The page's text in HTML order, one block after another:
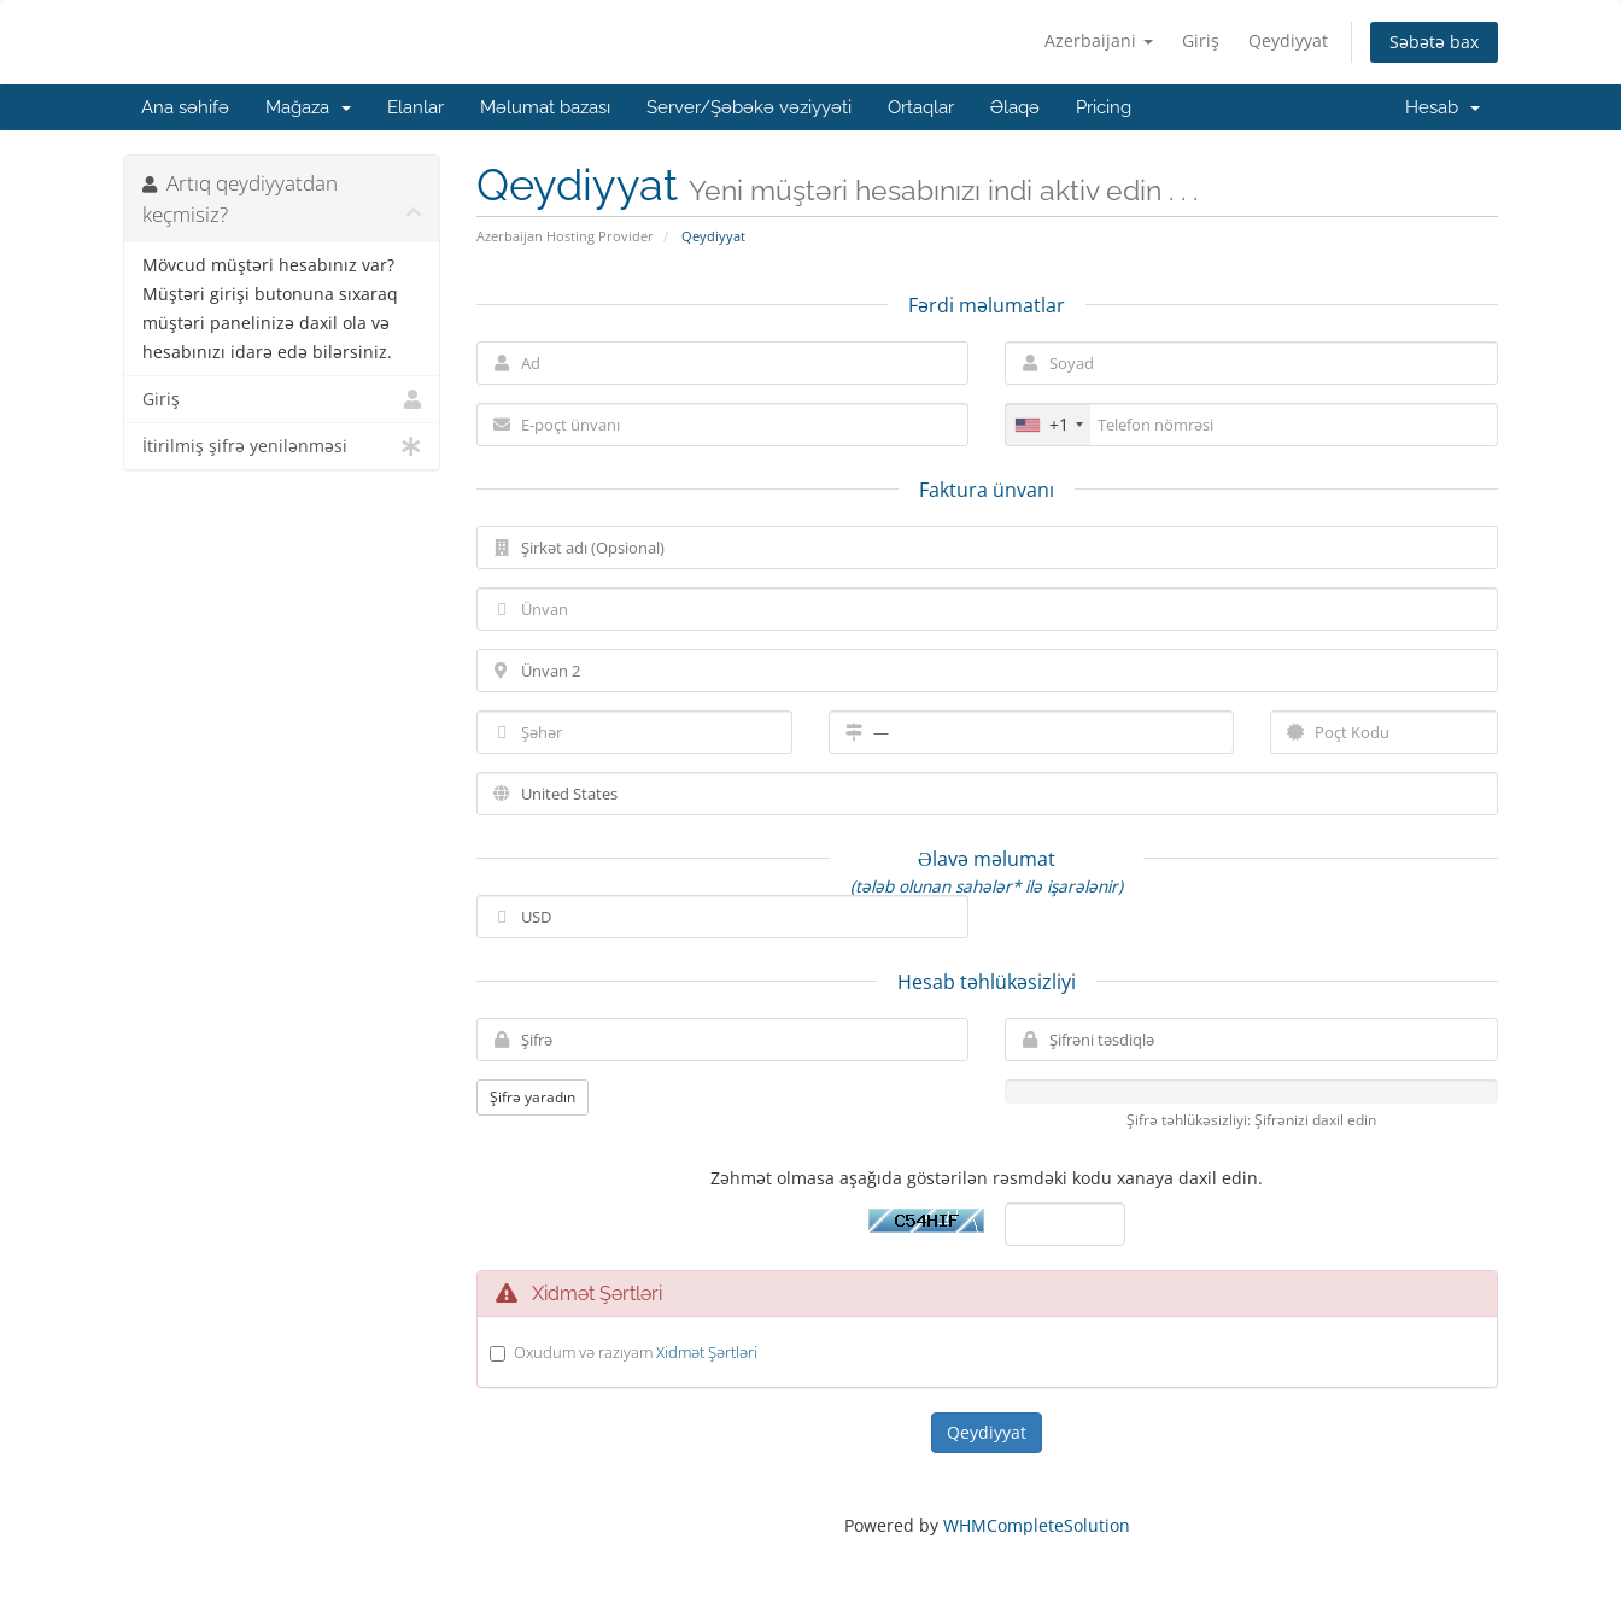
Azerbaijani Giriş Qeydiyyat Səbətə bax
Ana səhifə Mağaza Elanlar Məlumat bazası Server/Şəbəkə vəziyyəti Ortaqlar Əlaqə Pricing Hesab
Qeydiyyat Yeni müştəri hesabınızı indi aktiv edin . . .
Azerbaijan Hosting Provider Qeydiyyat
Artıq qeydiyyatdan
keçmisiz?
Mövcud müştəri hesabınız var?
Müştəri girişi butonuna sıxaraq
müştəri panelinizə daxil ola və
hesabınızı idarə edə bilərsiniz.
Giriş
İtirilmiş şifrə yenilənməsi
Fərdi məlumatlar
+1
Faktura ünvanı
Əlavə məlumat
(tələb olunan sahələr* ilə işarələnir)
Hesab təhlükəsizliyi
Şifrə yaradın
Şifrə təhlükəsizliyi: Şifrənizi daxil edin
Zəhmət olmasa aşağıda göstərilən rəsmdəki kodu xanaya daxil edin.
Xidmət Şərtləri
Oxudum və razıyamXidmət Şərtləri
Powered by WHMCompleteSolution